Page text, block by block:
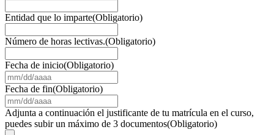
Entidad que lo imparte(Obligatorio)
Número de horas lectivas.(Obligatorio)
Fecha de inicio(Obligatorio)
barra
DD
barra
AAAA
Fecha de fin(Obligatorio)
barra
DD
Adjunta a continuación el justificante de tu matrícula en el curso,
puedes subir un máximo de 3 documentos(Obligatorio)